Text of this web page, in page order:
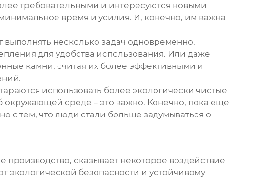
требовательными и интересуются новыми
время и усилия. И, конечно, им важна
несколько задач одновременно.
для удобства использования. Или даже
камни, считая их более эффективными и
использовать более экологически чистые
окружающей среде – это важно. Конечно, пока еще
с тем, что люди стали больше задумываться о
производство, оказывает некоторое воздействие
безопасности и устойчивому